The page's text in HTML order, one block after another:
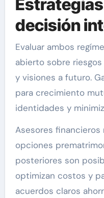
decisión
Evaluar ambos
abierto sobre
y visiones a futuro.
para crecimiento
identidades y
Asesores
opciones
posteriores son
optimizan costos y
acuerdos claros